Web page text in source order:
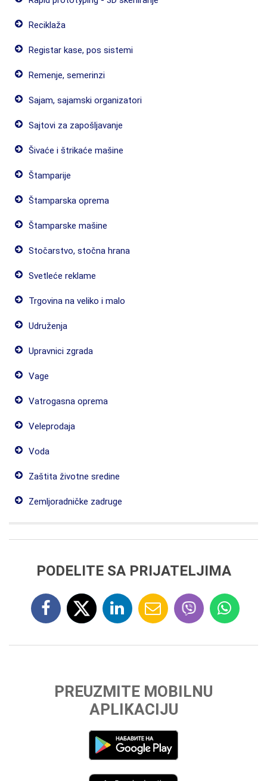
Reciklaža
Registar kase, pos sistemi
Remenje, semerinzi
Sajam, sajamski organizatori
Sajtovi za zapošljavanje
Šivaće i štrikaće mašine
Štamparije
Štamparska oprema
Štamparske mašine
Stočarstvo, stočna hrana
Svetleće reklame
Trgovina na veliko i malo
Udruženja
Upravnici zgrada
Vage
Vatrogasna oprema
Veleprodaja
Voda
Zaštita životne sredine
Zemljoradničke zadruge
PODELITE SA PRIJATELJIMA
PREUZMITE MOBILNU
APLIKACIJU